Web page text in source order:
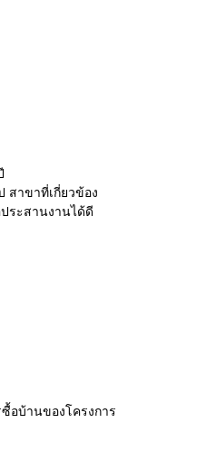
าขาที่เกี่ยวข้อง
ระสานงานได้ดี
อบ้านของโครงการ